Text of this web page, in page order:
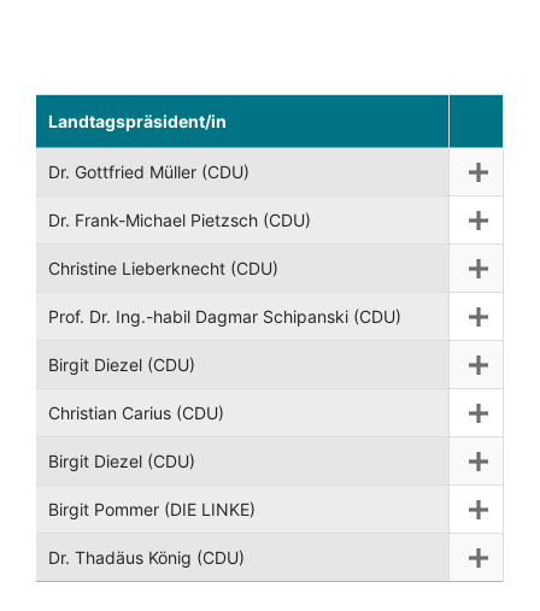
Landtagspräsident/in
Dr. Gottfried Müller (CDU)
Dr. Frank-Michael Pietzsch (CDU)
Christine Lieberknecht (CDU)
Prof. Dr. Ing.-habil Dagmar Schipanski (CDU)
Birgit Diezel (CDU)
Christian Carius (CDU)
Birgit Diezel (CDU)
Birgit Pommer (DIE LINKE)
Dr. Thadäus König (CDU)